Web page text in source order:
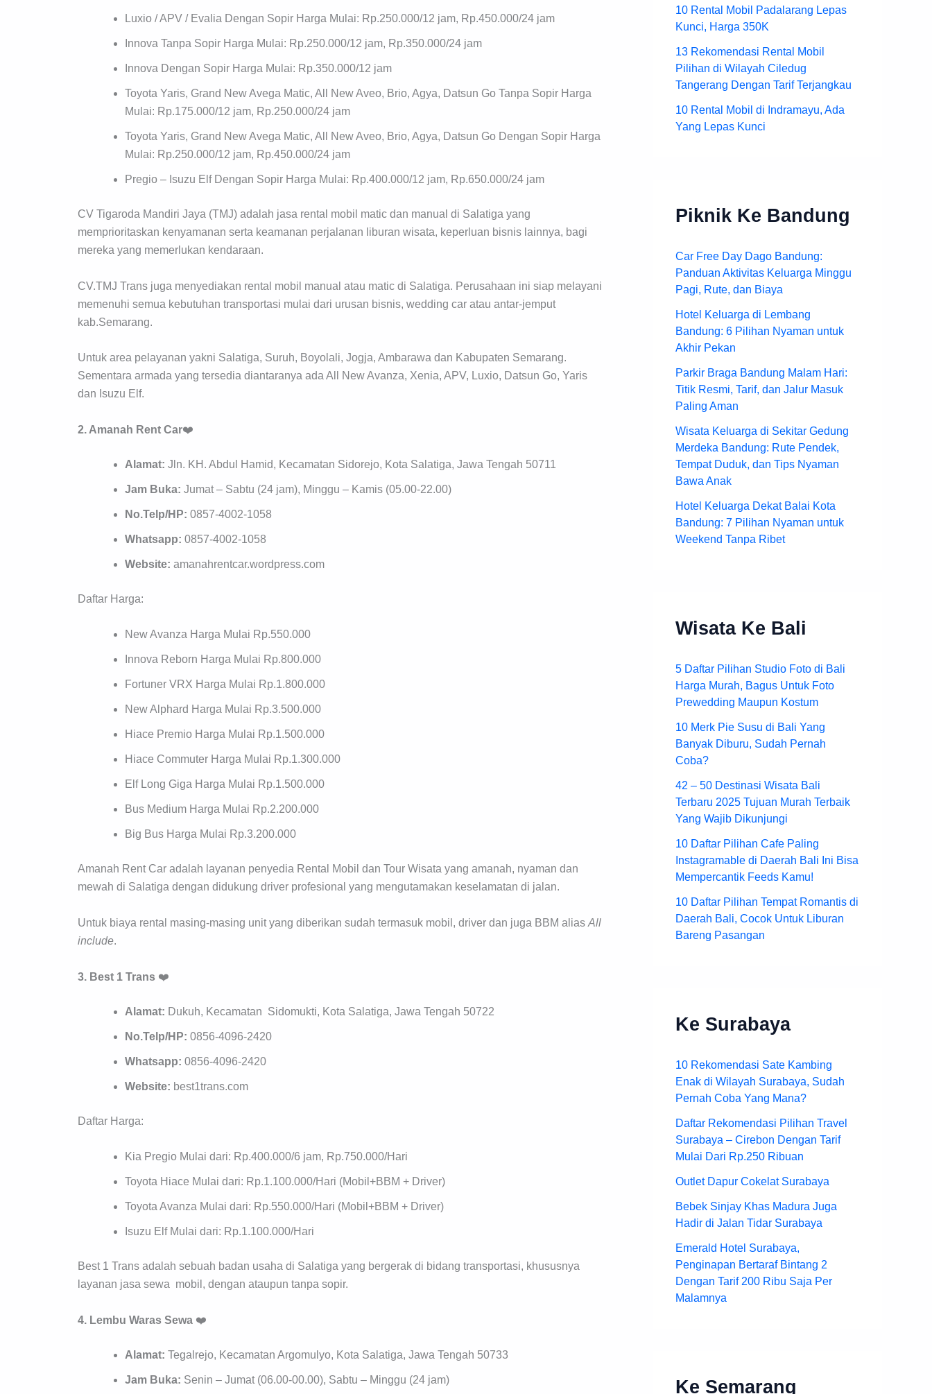
Luxio / APV / Evalia Dengan Sopir Harga Mulai: Rp.250.000/12 jam, Rp.450.000/24 jam
Innova Tanpa Sopir Harga Mulai: Rp.250.000/12 jam, Rp.350.000/24 jam
Innova Dengan Sopir Harga Mulai: Rp.350.000/12 jam
Toyota Yaris, Grand New Avega Matic, All New Aveo, Brio, Agya, Datsun Go Tanpa Sopir Harga
Mulai: Rp.175.000/12 jam, Rp.250.000/24 jam
Toyota Yaris, Grand New Avega Matic, All New Aveo, Brio, Agya, Datsun Go Dengan Sopir Harga
Mulai: Rp.250.000/12 jam, Rp.450.000/24 jam
Pregio – Isuzu Elf Dengan Sopir Harga Mulai: Rp.400.000/12 jam, Rp.650.000/24 jam
CV Tigaroda Mandiri Jaya (TMJ) adalah jasa rental mobil matic dan manual di Salatiga yang
memprioritaskan kenyamanan serta keamanan perjalanan liburan wisata, keperluan bisnis lainnya, bagi
mereka yang memerlukan kendaraan.
CV.TMJ Trans juga menyediakan rental mobil manual atau matic di Salatiga. Perusahaan ini siap melayani
memenuhi semua kebutuhan transportasi mulai dari urusan bisnis, wedding car atau antar-jemput
kab.Semarang.
Untuk area pelayanan yakni Salatiga, Suruh, Boyolali, Jogja, Ambarawa dan Kabupaten Semarang.
Sementara armada yang tersedia diantaranya ada All New Avanza, Xenia, APV, Luxio, Datsun Go, Yaris
dan Isuzu Elf.
2. Amanah Rent Car❤️
Alamat: Jln. KH. Abdul Hamid, Kecamatan Sidorejo, Kota Salatiga, Jawa Tengah 50711
Jam Buka: Jumat – Sabtu (24 jam), Minggu – Kamis (05.00-22.00)
No.Telp/HP: 0857-4002-1058
Whatsapp: 0857-4002-1058
Website: amanahrentcar.wordpress.com
Daftar Harga:
New Avanza Harga Mulai Rp.550.000
Innova Reborn Harga Mulai Rp.800.000
Fortuner VRX Harga Mulai Rp.1.800.000
New Alphard Harga Mulai Rp.3.500.000
Hiace Premio Harga Mulai Rp.1.500.000
Hiace Commuter Harga Mulai Rp.1.300.000
Elf Long Giga Harga Mulai Rp.1.500.000
Bus Medium Harga Mulai Rp.2.200.000
Big Bus Harga Mulai Rp.3.200.000
Amanah Rent Car adalah layanan penyedia Rental Mobil dan Tour Wisata yang amanah, nyaman dan
mewah di Salatiga dengan didukung driver profesional yang mengutamakan keselamatan di jalan.
Untuk biaya rental masing-masing unit yang diberikan sudah termasuk mobil, driver dan juga BBM alias All
include.
3. Best 1 Trans ❤️
Alamat: Dukuh, Kecamatan Sidomukti, Kota Salatiga, Jawa Tengah 50722
No.Telp/HP: 0856-4096-2420
Whatsapp: 0856-4096-2420
Website: best1trans.com
Daftar Harga:
Kia Pregio Mulai dari: Rp.400.000/6 jam, Rp.750.000/Hari
Toyota Hiace Mulai dari: Rp.1.100.000/Hari (Mobil+BBM + Driver)
Toyota Avanza Mulai dari: Rp.550.000/Hari (Mobil+BBM + Driver)
Isuzu Elf Mulai dari: Rp.1.100.000/Hari
Best 1 Trans adalah sebuah badan usaha di Salatiga yang bergerak di bidang transportasi, khususnya
layanan jasa sewa mobil, dengan ataupun tanpa sopir.
4. Lembu Waras Sewa ❤️
Alamat: Tegalrejo, Kecamatan Argomulyo, Kota Salatiga, Jawa Tengah 50733
Jam Buka: Senin – Jumat (06.00-00.00), Sabtu – Minggu (24 jam)
10 Rental Mobil Padalarang Lepas
Kunci, Harga 350K
13 Rekomendasi Rental Mobil
Pilihan di Wilayah Ciledug
Tangerang Dengan Tarif Terjangkau
10 Rental Mobil di Indramayu, Ada
Yang Lepas Kunci
Piknik Ke Bandung
Car Free Day Dago Bandung:
Panduan Aktivitas Keluarga Minggu
Pagi, Rute, dan Biaya
Hotel Keluarga di Lembang
Bandung: 6 Pilihan Nyaman untuk
Akhir Pekan
Parkir Braga Bandung Malam Hari:
Titik Resmi, Tarif, dan Jalur Masuk
Paling Aman
Wisata Keluarga di Sekitar Gedung
Merdeka Bandung: Rute Pendek,
Tempat Duduk, dan Tips Nyaman
Bawa Anak
Hotel Keluarga Dekat Balai Kota
Bandung: 7 Pilihan Nyaman untuk
Weekend Tanpa Ribet
Wisata Ke Bali
5 Daftar Pilihan Studio Foto di Bali
Harga Murah, Bagus Untuk Foto
Prewedding Maupun Kostum
10 Merk Pie Susu di Bali Yang
Banyak Diburu, Sudah Pernah
Coba?
42 – 50 Destinasi Wisata Bali
Terbaru 2025 Tujuan Murah Terbaik
Yang Wajib Dikunjungi
10 Daftar Pilihan Cafe Paling
Instagramable di Daerah Bali Ini Bisa
Mempercantik Feeds Kamu!
10 Daftar Pilihan Tempat Romantis di
Daerah Bali, Cocok Untuk Liburan
Bareng Pasangan
Ke Surabaya
10 Rekomendasi Sate Kambing
Enak di Wilayah Surabaya, Sudah
Pernah Coba Yang Mana?
Daftar Rekomendasi Pilihan Travel
Surabaya – Cirebon Dengan Tarif
Mulai Dari Rp.250 Ribuan
Outlet Dapur Cokelat Surabaya
Bebek Sinjay Khas Madura Juga
Hadir di Jalan Tidar Surabaya
Emerald Hotel Surabaya,
Penginapan Bertaraf Bintang 2
Dengan Tarif 200 Ribu Saja Per
Malamnya
Ke Semarang